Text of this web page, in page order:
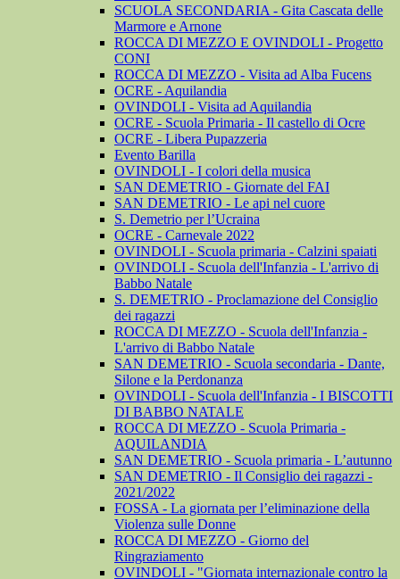
SCUOLA SECONDARIA - Gita Cascata delle
Marmore e Arnone
ROCCA DI MEZZO E OVINDOLI - Progetto
CONI
ROCCA DI MEZZO - Visita ad Alba Fucens
OCRE - Aquilandia
OVINDOLI - Visita ad Aquilandia
OCRE - Scuola Primaria - Il castello di Ocre
OCRE - Libera Pupazzeria
Evento Barilla
OVINDOLI - I colori della musica
SAN DEMETRIO - Giornate del FAI
SAN DEMETRIO - Le api nel cuore
S. Demetrio per l’Ucraina
OCRE - Carnevale 2022
OVINDOLI - Scuola primaria - Calzini spaiati
OVINDOLI - Scuola dell'Infanzia - L'arrivo di
Babbo Natale
S. DEMETRIO - Proclamazione del Consiglio
dei ragazzi
ROCCA DI MEZZO - Scuola dell'Infanzia -
L'arrivo di Babbo Natale
SAN DEMETRIO - Scuola secondaria - Dante,
Silone e la Perdonanza
OVINDOLI - Scuola dell'Infanzia - I BISCOTTI
DI BABBO NATALE
ROCCA DI MEZZO - Scuola Primaria -
AQUILANDIA
SAN DEMETRIO - Scuola primaria - L’autunno
SAN DEMETRIO - Il Consiglio dei ragazzi -
2021/2022
FOSSA - La giornata per l’eliminazione della
Violenza sulle Donne
ROCCA DI MEZZO - Giorno del
Ringraziamento
OVINDOLI - "Giornata internazionale contro la